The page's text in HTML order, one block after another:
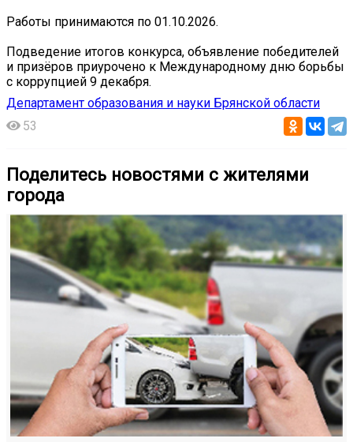
Работы принимаются по 01.10.2026.
Подведение итогов конкурса, объявление победителей
и призёров приурочено к Международному дню борьбы
с коррупцией 9 декабря.
Департамент образования и науки Брянской области
53
Поделитесь новостями с жителями
города